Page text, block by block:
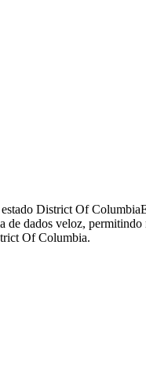
District Of Columbia
de dados veloz,
Of Columbia.